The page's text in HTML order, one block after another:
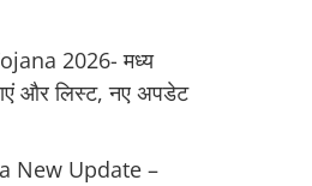
2026- मध्य
और लिस्ट, नए अपडेट
New Update –